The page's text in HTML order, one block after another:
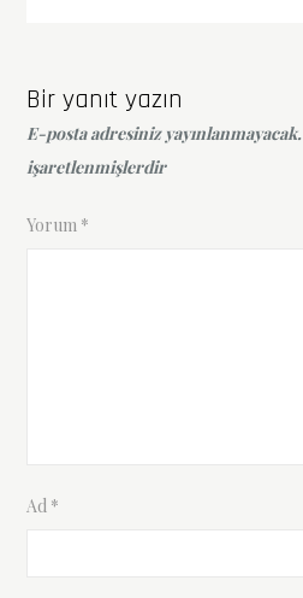
Bir yanıt yazın
E-posta adresiniz yayınlanmayacak.
işaretlenmişlerdir
Yorum *
Ad *